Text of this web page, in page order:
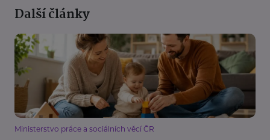
Další články
Ministerstvo práce a sociálních věcí ČR